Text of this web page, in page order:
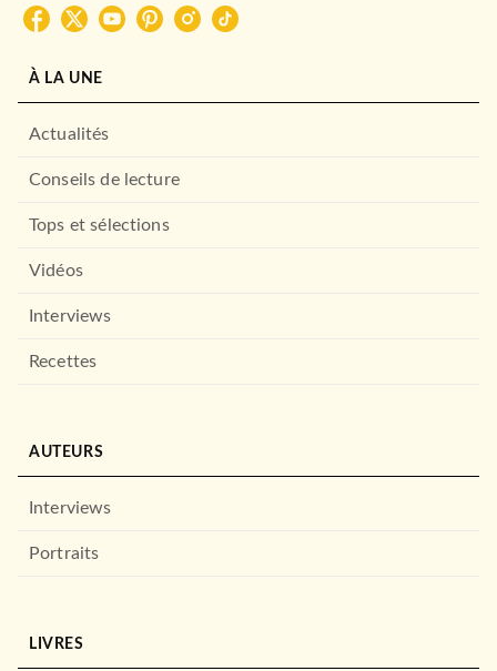
À LA UNE
Actualités
Conseils de lecture
Tops et sélections
Vidéos
Interviews
Recettes
AUTEURS
Interviews
Portraits
LIVRES